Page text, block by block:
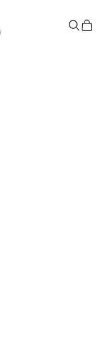
Traders
Search
Cart